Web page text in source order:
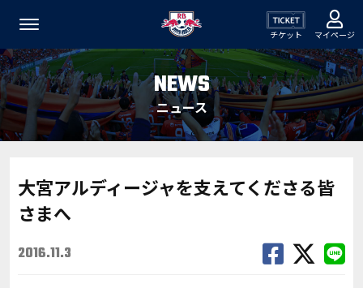
チケット マイページ
NEWS
ニュース
大宮アルディージャを支えてくださる皆
さまへ
2016.11.3